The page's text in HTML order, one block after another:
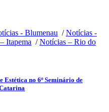
- Blumenau /Notícias -
Itapema /Notícias – Rio do
Estética no 6º Seminário de